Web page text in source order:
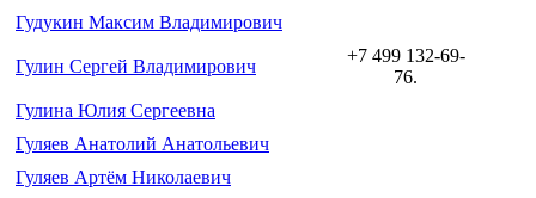
Гудукин Максим Владимирович
Гулин Сергей Владимирович
+7 499 132-69-
76.
Гулина Юлия Сергеевна
Гуляев Анатолий Анатольевич
Гуляев Артём Николаевич